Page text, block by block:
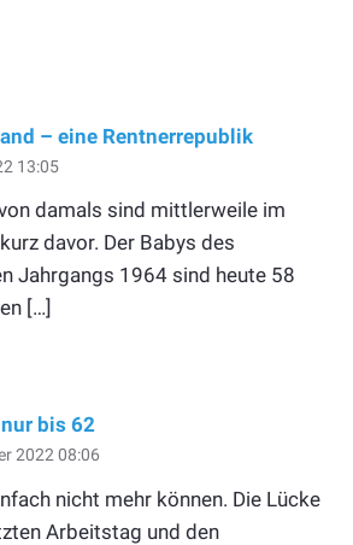
– eine Rentnerrepublik
13:05
damals sind mittlerweile im
davor. Der Babys des
Jahrgangs 1964 sind heute 58
[…]
bis 62
2022 08:06
nicht mehr können. Die Lücke
Arbeitstag und den